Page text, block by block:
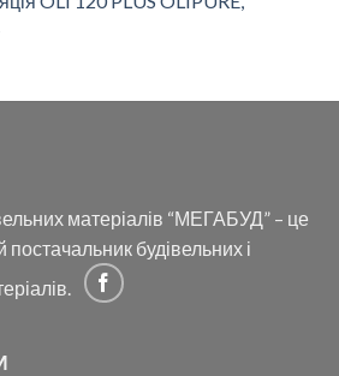
матеріалів “МЕГАБУД” – це
постачальник будівельних і